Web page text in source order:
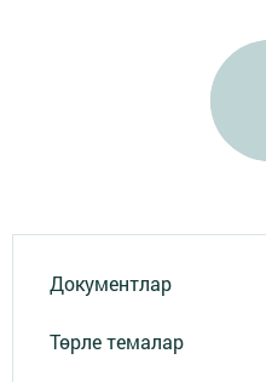
Документлар
Төрле темалар